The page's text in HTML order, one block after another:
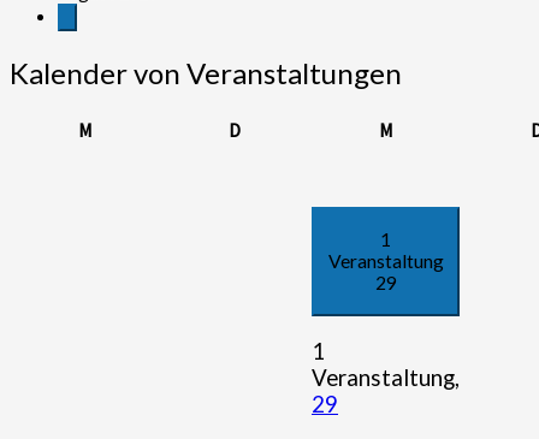
Kalender von Veranstaltungen
M DDienstag MMittwoch
1
Veranstaltung
29
1
Veranstaltung,
29